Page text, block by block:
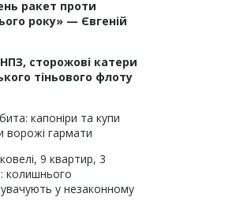
ракет проти
року» — Євгеній
сторожові катери
тіньового флоту
капоніри та купи
ворожі гармати
9 квартир, 3
колишнього
у незаконному